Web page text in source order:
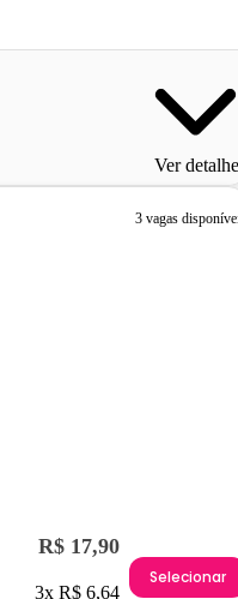
Ver
3 vagas
R$ 17,90
3x R$ 6,64
Selecionar